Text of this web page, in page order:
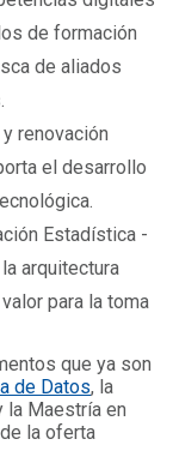
de formación
de aliados
renovación
el desarrollo
Estadística -
arquitectura
para la toma
que ya son
de Datos, la
la Maestría en
la oferta